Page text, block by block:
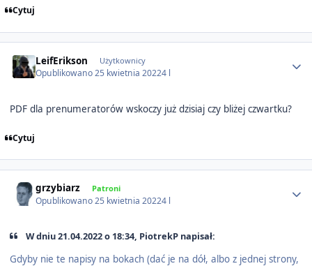
Cytuj
LeifErikson Użytkownicy
Opublikowano25 kwietnia 20224 l
PDF dla prenumeratorów wskoczy już dzisiaj czy bliżej czwartku?
Cytuj
grzybiarz Patroni
Opublikowano25 kwietnia 20224 l
W dniu 21.04.2022 o 18:34, PiotrekP napisał:
Gdyby nie te napisy na bokach (dać je na dół, albo z jednej strony,